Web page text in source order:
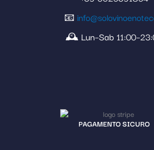
📧
🕰️ Lun–Sab
PAGAMENTO SICURO